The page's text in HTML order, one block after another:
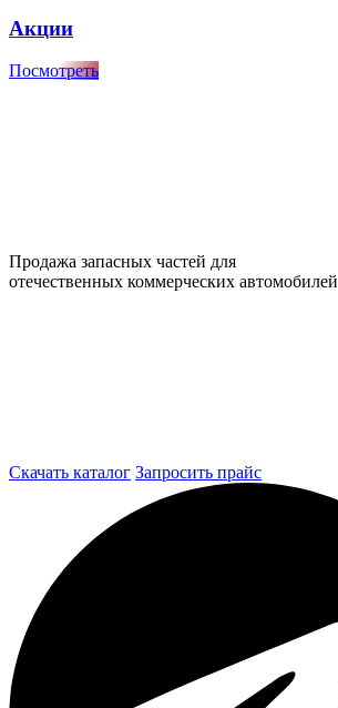
Акции
Посмотреть
Продажа запасных частей для
отечественных коммерческих автомобилей
Скачать каталог Запросить прайс